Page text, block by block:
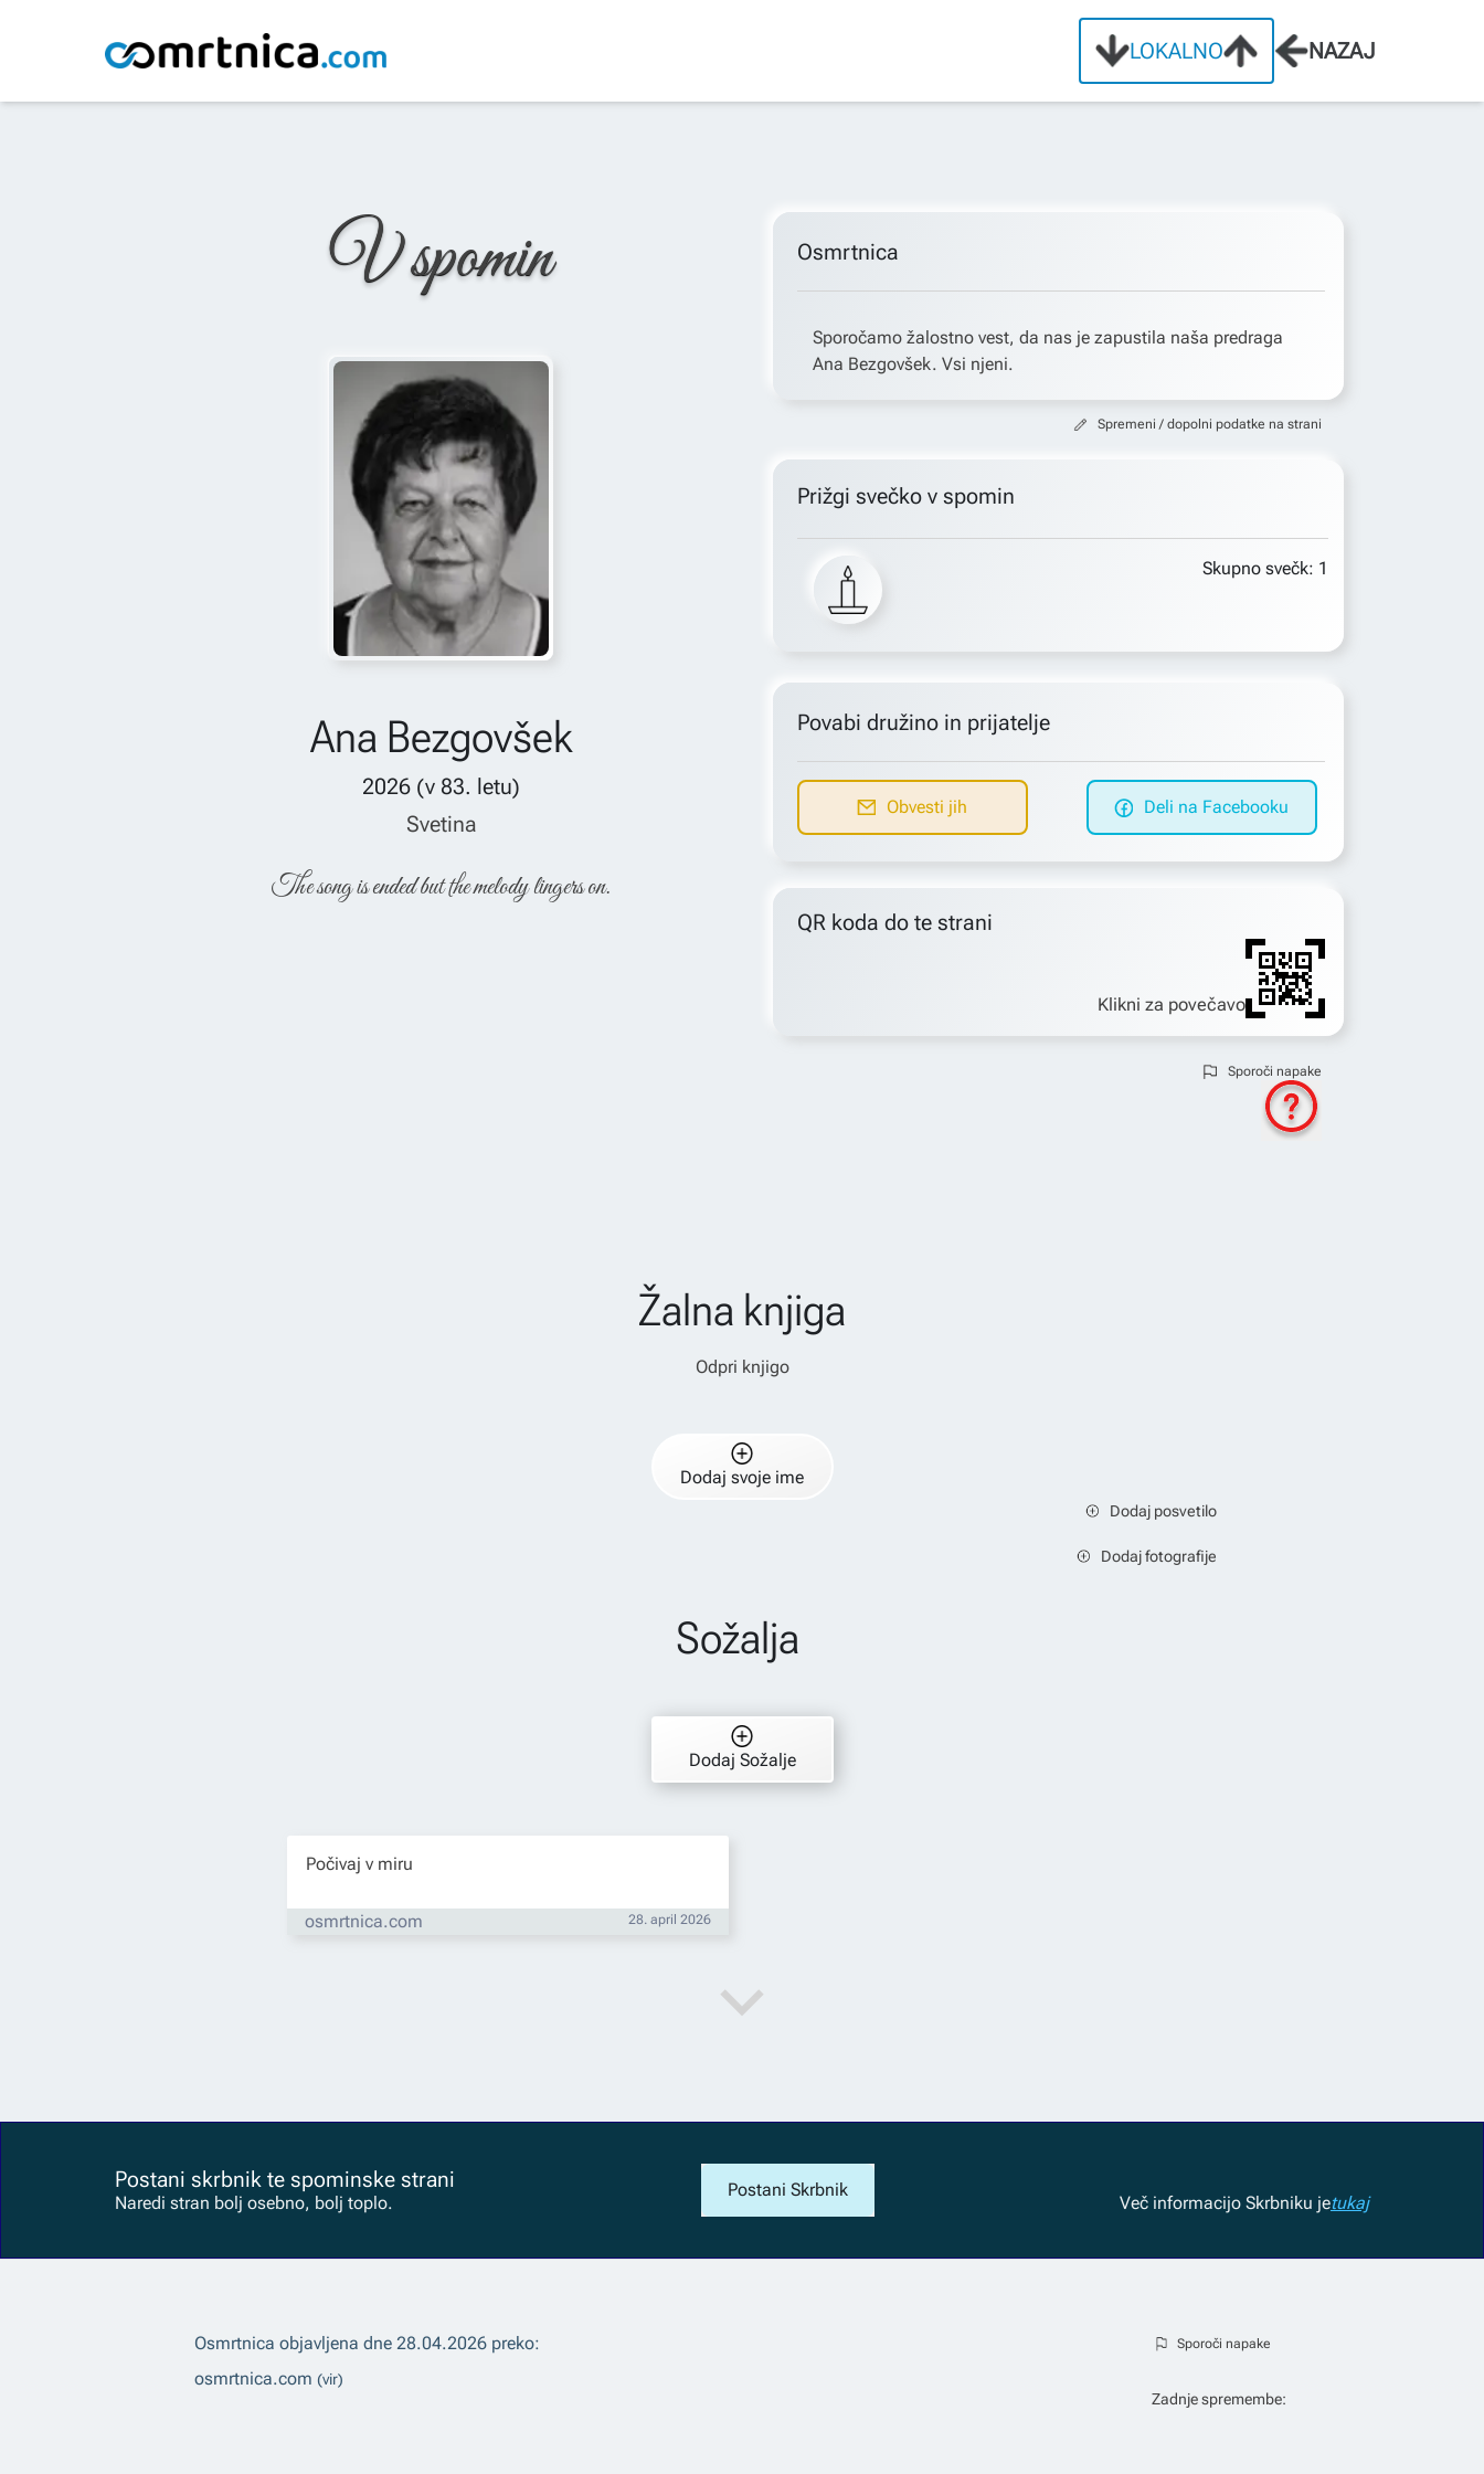
LOKALNO NAZAJ
Osmrtnice / Ana Bezgovšek
V spomin
Ana Bezgovšek
2026 (v 83. letu)
Svetina
The song is ended but the melody lingers on.
Osmrtnica
Sporočamo žalostno vest, da nas je zapustila naša predraga
Ana Bezgovšek. Vsi njeni.
Spremeni / dopolni podatke na strani
Prižgi svečko v spomin
Skupno svečk: 1
Povabi družino in prijatelje
Obvesti jih Deli na Facebooku
QR koda do te strani
Klikni za povečavo
Sporoči napake
Žalna knjiga
Odpri knjigo
Dodaj svoje ime
Dodaj posvetilo
Dodaj fotografije
Sožalja
Dodaj Sožalje
Počivaj v miru
osmrtnica.com 28. april 2026
Postani skrbnik te spominske strani
Naredi stran bolj osebno, bolj toplo.
Postani Skrbnik
Več informacijo Skrbniku jetukaj
Osmrtnica objavljena dne 28.04.2026 preko:
osmrtnica.com (vir)
Sporoči napake
Zadnje spremembe: